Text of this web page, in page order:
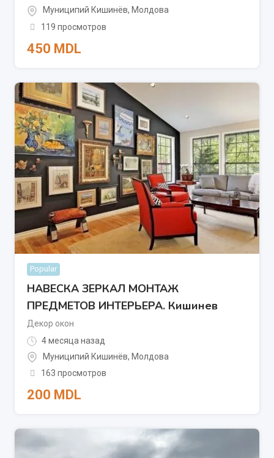
Муниципий Кишинёв, Молдова
119 просмотров
450 MDL
Popular
НАВЕСКА ЗЕРКАЛ МОНТАЖ
ПРЕДМЕТОВ ИНТЕРЬЕРА. Кишинев
Декор окон
4 месяца назад
Муниципий Кишинёв, Молдова
163 просмотров
200 MDL